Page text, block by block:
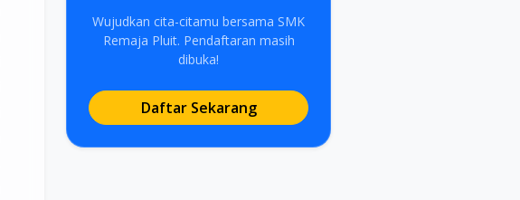
Wujudkan cita-citamu bersama SMK
Remaja Pluit. Pendaftaran masih
dibuka!
Daftar Sekarang